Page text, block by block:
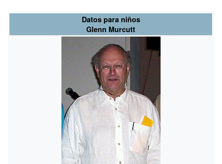
Datos para niños
Glenn Murcutt